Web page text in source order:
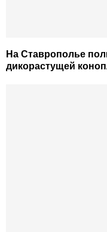
На Ставрополье
дикорастущей